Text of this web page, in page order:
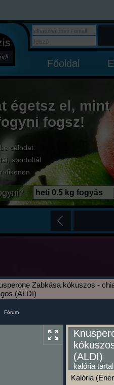
Főoldal
égetsz el, mint
fogsz!
célodat
sportoltál
heti 0.5 kg fogyás
Zabkása kókuszos -
(ALDI)
Fórum
(ALDI)
kalória
Kalória